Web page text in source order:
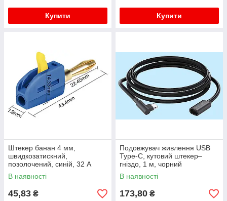
Купити Купити
Штекер банан 4 мм,
швидкозатискний,
позолочений, синій, 32 А
В наявності
45,83 ₴
Подовжувач живлення USB
Type-C, кутовий штекер–
гніздо, 1 м, чорний
В наявності
173,80 ₴